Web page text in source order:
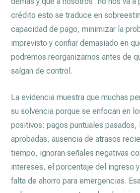
crédito esto se traduce en
capacidad de pago, minimizar la
imprevisto y confiar demasiado en
podremos reorganizarnos antes de
salgan de control.
La evidencia muestra que muchas
su solvencia porque se enfocan en
positivos: pagos puntuales
aprobadas, ausencia de atrasos
tiempo, ignoran señales negativas
intereses, el porcentaje del ingreso
falta de ahorro para emergencias.